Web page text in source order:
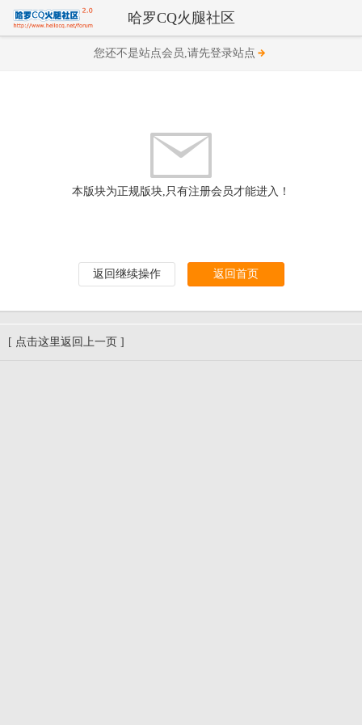
哈罗CQ火腿社区
您还不是站点会员,请先登录站点
本版块为正规版块,只有注册会员才能进入！
返回继续操作 返回首页
[ 点击这里返回上一页 ]